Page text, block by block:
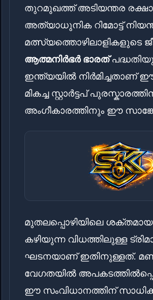
തുറമുഖത്ത് അടിയന്തര
അത്യാധുനിക റിമോട്ട്
മത്സ്യത്തൊഴിലാളികളുടെ
ആത്മനിർഭർ ഭാരത്
ഇന്ത്യയിൽ നിർമിച്ചതാണ്
മികച്ച സ്റ്റാർട്ടപ്
അംഗീകാരത്തിനും ഈ
മുതലപ്പൊഴിയിലെ ശക്തമായ
കഴിയുന്ന വിധത്തിലുള്ള
ഘടനയാണ് ഇതിനുള്ളത്.
വേഗതയിൽ
ഈ സംവിധാനത്തിന്